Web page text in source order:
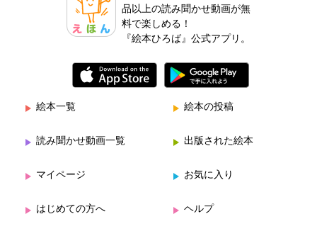
品以上の読み聞かせ動画が無
料で楽しめる！
『絵本ひろば』公式アプリ。
絵本一覧 絵本の投稿
読み聞かせ動画一覧 出版された絵本
マイページ お気に入り
はじめての方へ ヘルプ